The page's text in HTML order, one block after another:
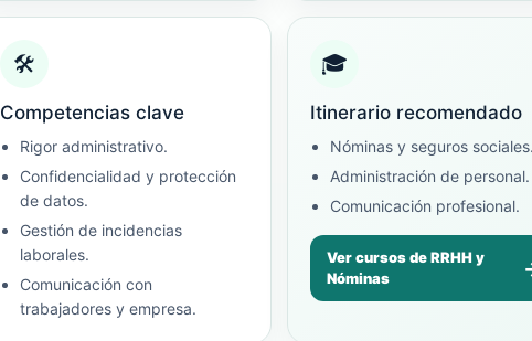
🛠
Competencias clave
Rigor administrativo.
Confidencialidad y protección
de datos.
Gestión de incidencias
laborales.
Comunicación con
trabajadores y empresa.
🎓
Itinerario recomendado
Nóminas y seguros
Administración de personal.
Comunicación profesional.
Ver cursos de RRHH y
Nóminas